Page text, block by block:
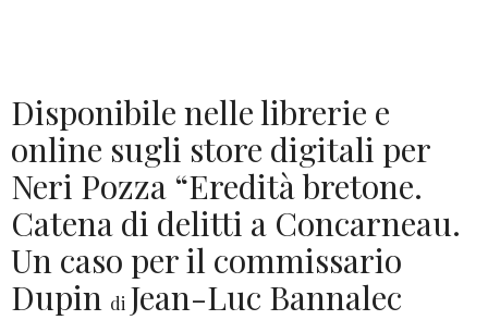
Disponibile nelle librerie e
online sugli store digitali per
Neri Pozza “Eredità bretone.
Catena di delitti a Concarneau.
Un caso per il commissario
Dupin di Jean-Luc Bannalec